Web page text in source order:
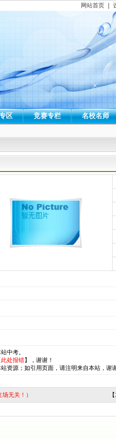
网站首页
区 竞赛专栏 名校名师
中考。
此处报错】，谢谢！
资源；如引用页面，请注明来自本站，谢
场无关！） 【